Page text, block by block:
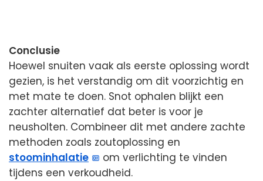
Conclusie
Hoewel snuiten vaak als eerste oplossing wordt
gezien, is het verstandig om dit voorzichtig en
met mate te doen. Snot ophalen blijkt een
zachter alternatief dat beter is voor je
neusholten. Combineer dit met andere zachte
methoden zoals zoutoplossing en
stoominhalatie
om verlichting te vinden
tijdens een verkoudheid.